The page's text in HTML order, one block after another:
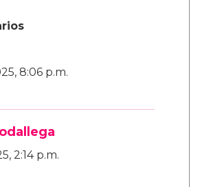
8:06 p.m.
2:14 p.m.